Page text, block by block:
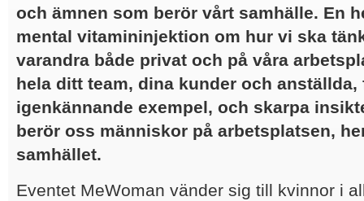
och ämnen som berör vårt samhälle. En
mental vitamininjektion om hur vi ska
varandra både privat och på våra
hela ditt team, dina kunder och anställda,
igenkännande exempel, och skarpa
berör oss människor på arbetsplatsen,
samhället.
Eventet MeWoman vänder sig till kvinnor i